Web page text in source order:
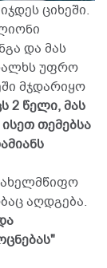
ციხეში.
და მას
უფრო
მჯდარიყო
2 წელი, მას
თემებსა
აღდგება.